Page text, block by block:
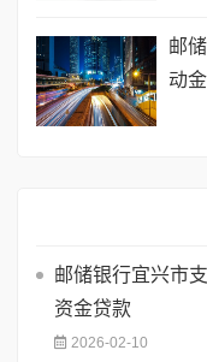
邮
动
邮储银行宜兴市
资金贷款
2026-02-10